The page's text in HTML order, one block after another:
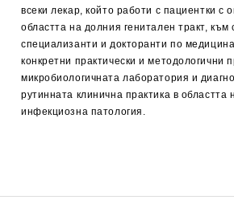
всеки лекар, който работи с пациентки с
областта на долния генитален тракт, към
специализанти и докторанти по
конкретни практически и методологични
микробиологичната лаборатория и
рутинната клинична практика в областта
инфекциозна патология.